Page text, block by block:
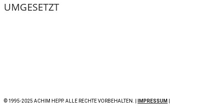
UMGESETZT
© 1995-2025 ACHIM HEPP. ALLE RECHTE VORBEHALTEN. | IMPRESSUM